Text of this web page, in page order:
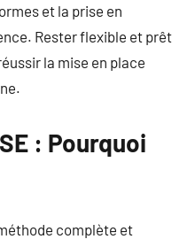
et la prise en
Rester flexible et prêt
la mise en place
: Pourquoi
complète et